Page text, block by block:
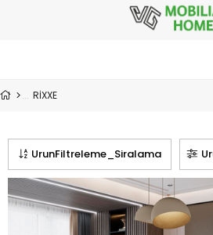
RİXXE
UrunFiltreleme_Siralama